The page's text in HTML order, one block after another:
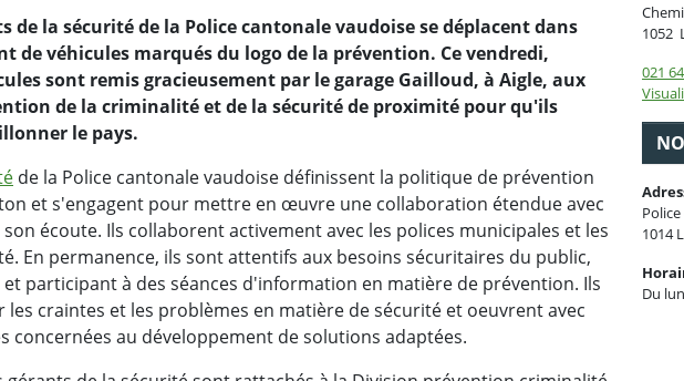
de la sécurité de la Police cantonale vaudoise se déplacent dans
de véhicules marqués du logo de la prévention. Ce vendredi,
sont remis gracieusement par le garage Gailloud, à Aigle, aux
de la criminalité et de la sécurité de proximité pour qu'ils
le pays.
de la Police cantonale vaudoise définissent la politique de prévention
et s'engagent pour mettre en œuvre une collaboration étendue avec
écoute. Ils collaborent activement avec les polices municipales et les
En permanence, ils sont attentifs aux besoins sécuritaires du public,
participant à des séances d'information en matière de prévention. Ils
craintes et les problèmes en matière de sécurité et oeuvrent avec
concernées au développement de solutions adaptées.
1052
021
1014
Du